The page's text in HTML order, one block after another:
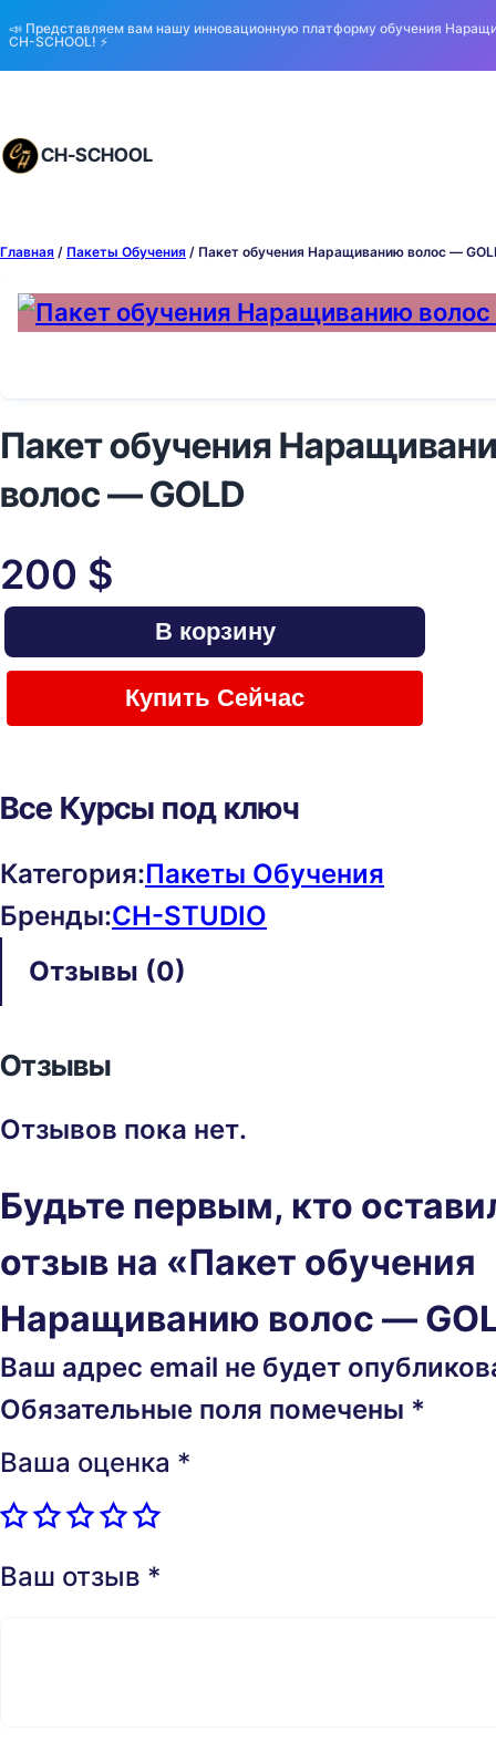
📣 Представляем вам нашу инновационную платформу обучения
CH-SCHOOL! ⚡️
CH-SCHOOL
Главная / Пакеты Обучения / Пакет обучения Наращиванию волос —
Пакет обучения
волос — GOLD
200 $
В корзину
Купить Сейчас
Все Курсы под ключ
Категория:Пакеты Обучения
Бренды:CH-STUDIO
Отзывы (0)
Отзывы
Отзывов пока нет.
Будьте первым, кто
отзыв на «Пакет обучения
Наращиванию волос —
Ваш адрес email не будет
Обязательные поля помечены *
Ваша оценка *
Ваш отзыв *